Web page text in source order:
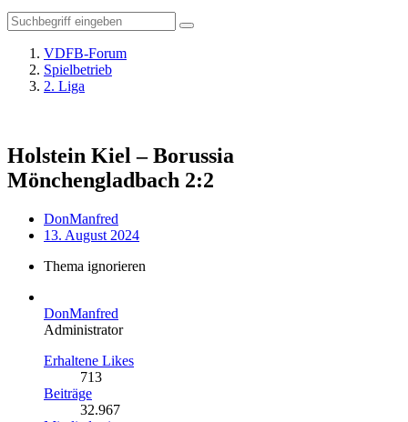
VDFB-Forum
Spielbetrieb
2. Liga
Holstein Kiel – Borussia
Mönchengladbach 2:2
DonManfred
13. August 2024
Thema ignorieren
DonManfred
Administrator
Erhaltene Likes
713
Beiträge
32.967